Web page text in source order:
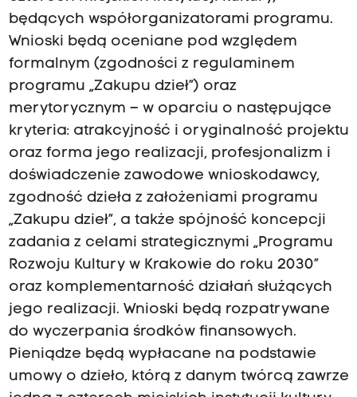
będących współorganizatorami programu.
Wnioski będą oceniane pod względem
formalnym (zgodności z regulaminem
programu „Zakupu dzieł”) oraz
merytorycznym – w oparciu o następujące
kryteria: atrakcyjność i oryginalność projektu
oraz forma jego realizacji, profesjonalizm i
doświadczenie zawodowe wnioskodawcy,
zgodność dzieła z założeniami programu
„Zakupu dzieł”, a także spójność koncepcji
zadania z celami strategicznymi „Programu
Rozwoju Kultury w Krakowie do roku 2030”
oraz komplementarność działań służących
jego realizacji. Wnioski będą rozpatrywane
do wyczerpania środków finansowych.
Pieniądze będą wypłacane na podstawie
umowy o dzieło, którą z danym twórcą zawrze